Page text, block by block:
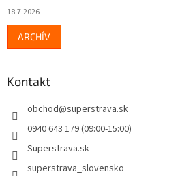
18.7.2026
ARCHÍV
Kontakt
obchod@superstrava.sk
0940 643 179 (09:00-15:00)
Superstrava.sk
superstrava_slovensko